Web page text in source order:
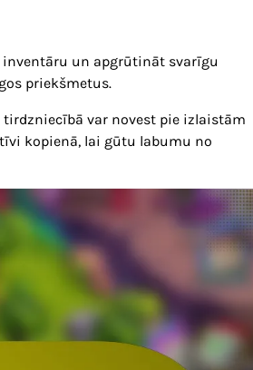
un apgrūtināt svarīgu
priekšmetus.
var novest pie izlaistām
kopienā, lai gūtu labumu no